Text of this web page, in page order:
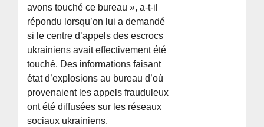
avons touché ce bureau », a-t-il
répondu lorsqu’on lui a demandé
si le centre d’appels des escrocs
ukrainiens avait effectivement été
touché. Des informations faisant
état d’explosions au bureau d’où
provenaient les appels frauduleux
ont été diffusées sur les réseaux
sociaux ukrainiens.